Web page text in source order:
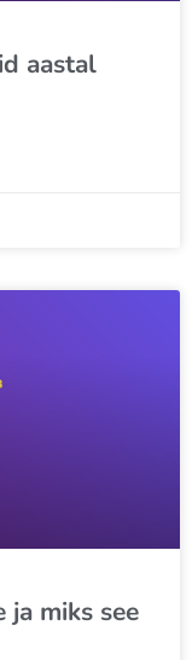
aastal
miks see